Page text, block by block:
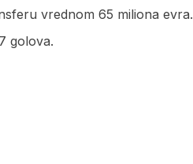
vrednom 65 miliona evra.
golova.